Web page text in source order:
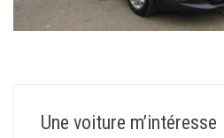
Une voiture m’intéresse